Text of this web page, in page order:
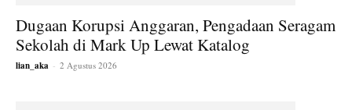
Dugaan Korupsi Anggaran, Pengadaan Seragam
Sekolah di Mark Up Lewat Katalog
lian_aka - 2 Agustus 2026